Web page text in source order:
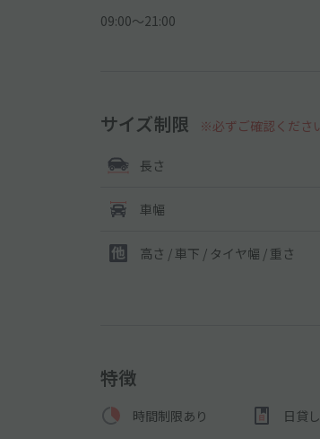
09:00〜21:00
サイズ制限 ※必ずご確認くださ
長さ
車幅
高さ / 車下 / タイヤ幅 / 重さ
特徴
時間制限あり 日貸